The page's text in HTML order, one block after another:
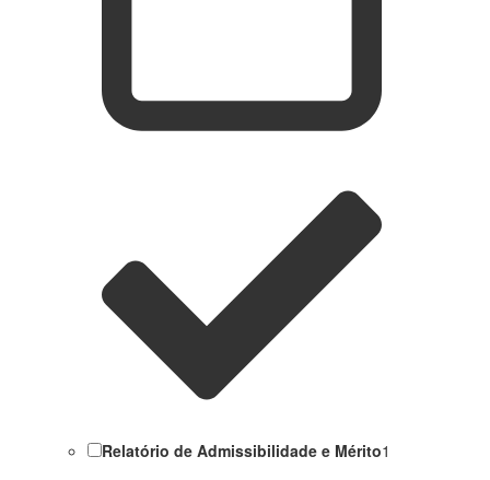
Relatório de Admissibilidade e Mérito1